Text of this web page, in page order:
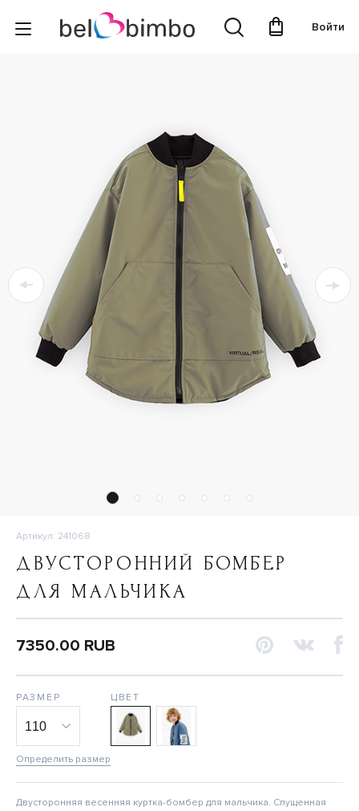
Войти
Артикул: 241068
ДВУСТОРОННИЙ БОМБЕР
ДЛЯ МАЛЬЧИКА
7350.00 RUB
РАЗМЕР
Определить размер
ЦВЕТ
Двусторонняя весенняя куртка-бомбер для мальчика. Спущенная